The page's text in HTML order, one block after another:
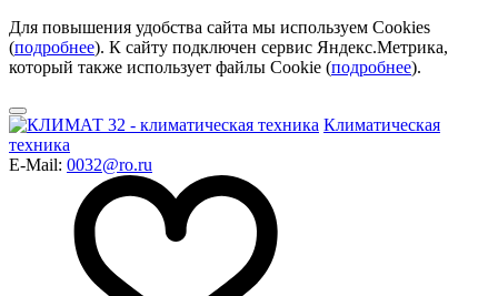
Для повышения удобства сайта мы используем Cookies
(подробнее). К сайту подключен сервис Яндекс.Метрика,
который также использует файлы Cookie (подробнее).
Климатическая
техника
E-Mail: 0032@ro.ru